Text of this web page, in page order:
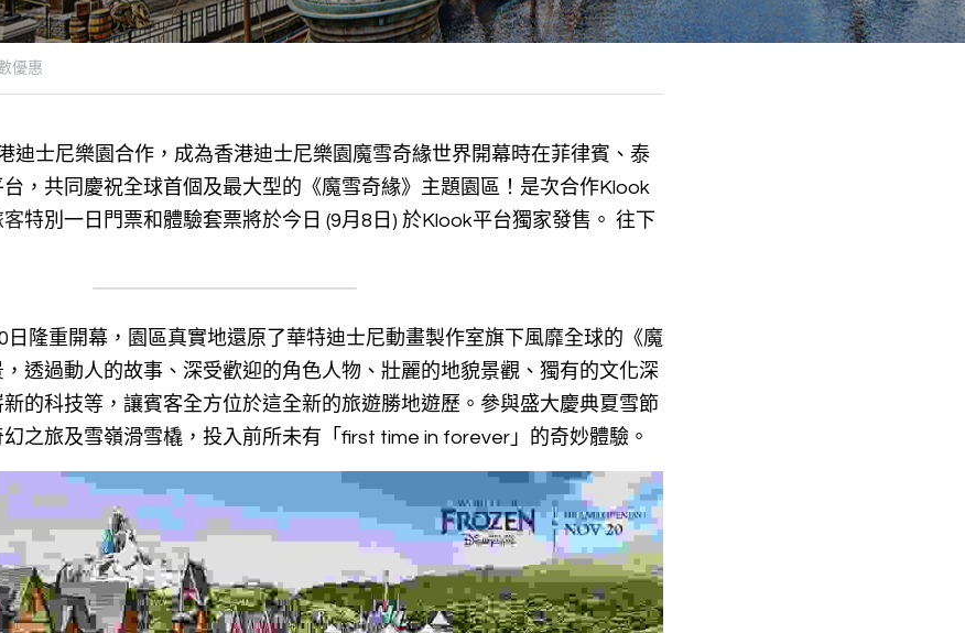
優惠
迪士尼樂園合作，成為香港迪士尼樂園魔雪奇緣世界開幕時在菲律賓、泰
，共同慶祝全球首個及最大型的《魔雪奇緣》主題園區！是次合作Klook
客特別一日門票和體驗套票將於今日 (9月8日) 於Klook平台獨家發售。 往下
日隆重開幕，園區真實地還原了華特迪士尼動畫製作室旗下風靡全球的《魔
透過動人的故事、深受歡迎的角色人物、壯麗的地貌景觀、獨有的文化深
的科技等，讓賓客全方位於這全新的旅遊勝地遊歷。參與盛大慶典夏雪節
之旅及雪嶺滑雪橇，投入前所未有「first time in forever」的奇妙體驗。